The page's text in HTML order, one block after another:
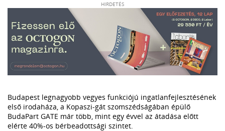
HIRDETÉS
Budapest legnagyobb vegyes funkciójú ingatlanfejlesztésének
első irodaháza, a Kopaszi-gát szomszédságában épülő
BudaPart GATE már több, mint egy évvel az átadása előtt
elérte 40%-os bérbeadottsági szintet.